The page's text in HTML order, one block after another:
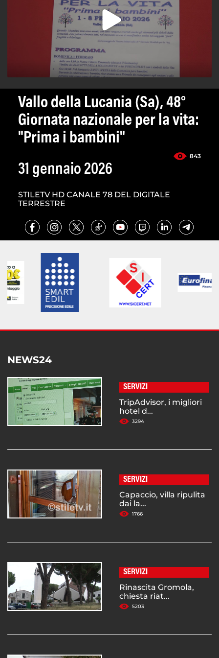
Vallo della Lucania (Sa), 48°
Giornata nazionale per la vita:
"Prima i bambini"
843
31 gennaio 2026
STILETV HD CANALE 78 DEL DIGITALE
TERRESTRE
NEWS24
SERVIZI
TripAdvisor, i migliori
hotel d...
3294
SERVIZI
Capaccio, villa ripulita
dai la...
1766
SERVIZI
Rinascita Gromola,
chiesta riat...
5203